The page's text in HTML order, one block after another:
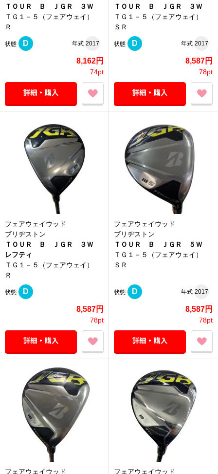
ＴＯＵＲ Ｂ ＪＧＲ ３Ｗ
ＴＧ１－５（フェアウェイ）
Ｒ
状態 D 年式 2017
8,162円
74pt
ＴＯＵＲ Ｂ ＪＧＲ ３Ｗ
ＴＧ１－５（フェアウェイ）
ＳＲ
状態 D 年式 2017
8,587円
78pt
フェアウェイウッド
ブリヂストン
ＴＯＵＲ Ｂ ＪＧＲ ３Ｗ
レフティ
ＴＧ１－５（フェアウェイ）
Ｒ
状態 D
8,587円
78pt
フェアウェイウッド
ブリヂストン
ＴＯＵＲ Ｂ ＪＧＲ ５Ｗ
ＴＧ１－５（フェアウェイ）
ＳＲ
状態 D 年式 2017
8,587円
78pt
フェアウェイウッド フェアウェイウッド